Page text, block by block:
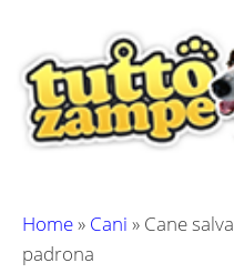
contenuto
Home» Cani » Cane
padrona